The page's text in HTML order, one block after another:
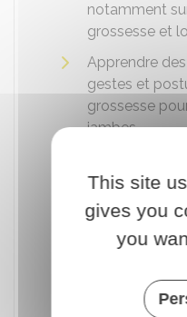
notamment
grossesse et
Apprendre
gestes et
grossesse
jambes
Comprendre
l'équipe
l'accouchement
Connaître les
enfant dès la
Préparer
votre bébé.
This site
gives you
you